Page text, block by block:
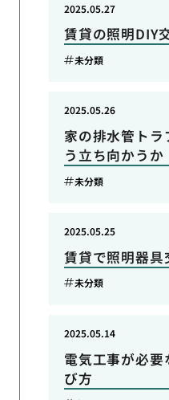
賃貸の照明DIY
2025.05.27
未分類
家の排水管ト
う立ち向かうか
2025.05.26
未分類
賃貸で照明器具
2025.05.25
未分類
電気工事が必
び方
2025.05.14